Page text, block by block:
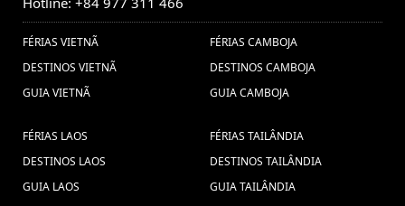
travel packages (1) ,visitar vietname (4) ,
hanoi (1) , viaje combinado por Vietnam y Tailandia (1) ,
Viaje vietnam (1) , viagem familiar no Vietnã (1) ,Viagem barata
para Tailândia (1) ,
Vu Lan Festival (1) ,Férias
Vietnã (1) ,
visitar hue (1) , viaje a Japón (1) ,
de Halong (3) ,
Turismo na Tailândia (10) ,Vacaciones
FÉRIAS VIETNÃ
DESTINOS VIETNÃ
GUIA VIETNÃ
FÉRIAS CAMBOJA
DESTINOS CAMBOJA
GUIA CAMBOJA
FÉRIAS LAOS
DESTINOS LAOS
GUIA LAOS
FÉRIAS TAILÂNDIA
DESTINOS TAILÂNDIA
GUIA TAILÂNDIA